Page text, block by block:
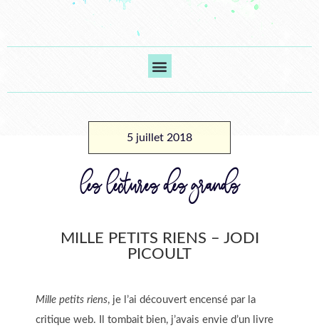
5 juillet 2018
les lectures des grands
MILLE PETITS RIENS – JODI
PICOULT
Mille petits riens, je l’ai découvert encensé par la
critique web. Il tombait bien, j’avais envie d’un livre